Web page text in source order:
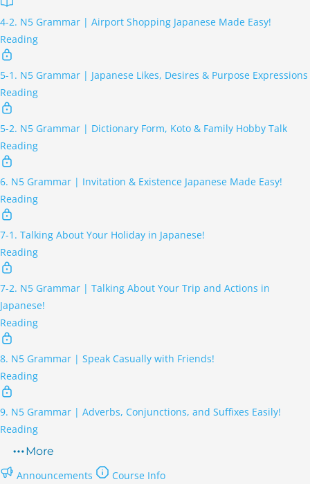
4-2. N5 Grammar | Airport Shopping Japanese Made Easy!
Reading
5-1. N5 Grammar | Japanese Likes, Desires & Purpose Expressions
Reading
5-2. N5 Grammar | Dictionary Form, Koto & Family Hobby Talk
Reading
6. N5 Grammar | Invitation & Existence Japanese Made Easy!
Reading
7-1. Talking About Your Holiday in Japanese!
Reading
7-2. N5 Grammar | Talking About Your Trip and Actions in
Japanese!
Reading
8. N5 Grammar | Speak Casually with Friends!
Reading
9. N5 Grammar | Adverbs, Conjunctions, and Suffixes Easily!
Reading
More
Announcements
Course Info